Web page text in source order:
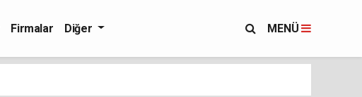
Firmalar Diğer MENÜ